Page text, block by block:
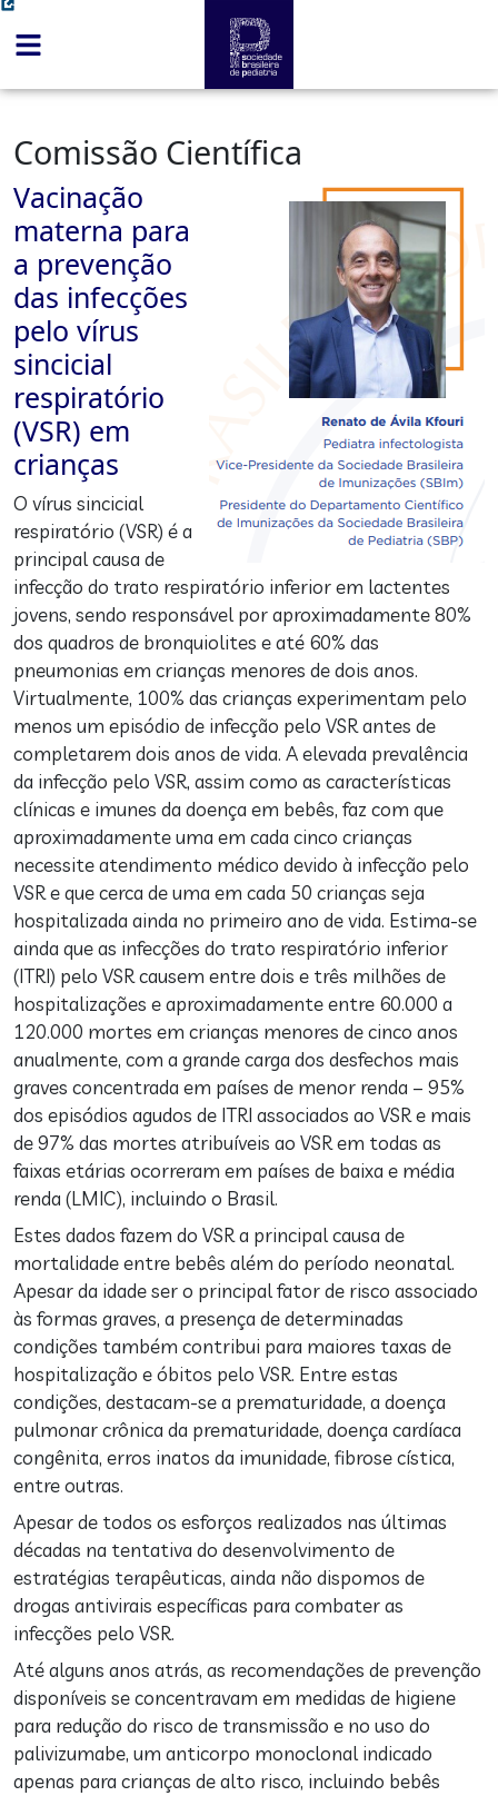
Comissão Científica
Vacinação
materna para
a prevenção
das infecções
pelo vírus
sincicial
respiratório
(VSR) em
crianças
O vírus sincicial
respiratório (VSR) é a
principal causa de
infecção do trato respiratório inferior em lactentes
jovens, sendo responsável por aproximadamente 80%
dos quadros de bronquiolites e até 60% das
pneumonias em crianças menores de dois anos.
Virtualmente, 100% das crianças experimentam pelo
menos um episódio de infecção pelo VSR antes de
completarem dois anos de vida. A elevada prevalência
da infecção pelo VSR, assim como as características
clínicas e imunes da doença em bebês, faz com que
aproximadamente uma em cada cinco crianças
necessite atendimento médico devido à infecção pelo
VSR e que cerca de uma em cada 50 crianças seja
hospitalizada ainda no primeiro ano de vida. Estima-se
ainda que as infecções do trato respiratório inferior
(ITRI) pelo VSR causem entre dois e três milhões de
hospitalizações e aproximadamente entre 60.000 a
120.000 mortes em crianças menores de cinco anos
anualmente, com a grande carga dos desfechos mais
graves concentrada em países de menor renda – 95%
dos episódios agudos de ITRI associados ao VSR e mais
de 97% das mortes atribuíveis ao VSR em todas as
faixas etárias ocorreram em países de baixa e média
renda (LMIC), incluindo o Brasil.
Estes dados fazem do VSR a principal causa de
mortalidade entre bebês além do período neonatal.
Apesar da idade ser o principal fator de risco associado
às formas graves, a presença de determinadas
condições também contribui para maiores taxas de
hospitalização e óbitos pelo VSR. Entre estas
condições, destacam-se a prematuridade, a doença
pulmonar crônica da prematuridade, doença cardíaca
congênita, erros inatos da imunidade, fibrose cística,
entre outras.
Apesar de todos os esforços realizados nas últimas
décadas na tentativa do desenvolvimento de
estratégias terapêuticas, ainda não dispomos de
drogas antivirais específicas para combater as
infecções pelo VSR.
Até alguns anos atrás, as recomendações de prevenção
disponíveis se concentravam em medidas de higiene
para redução do risco de transmissão e no uso do
palivizumabe, um anticorpo monoclonal indicado
apenas para crianças de alto risco, incluindo bebês